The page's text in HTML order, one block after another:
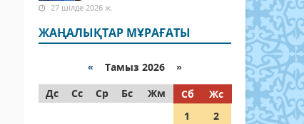
27 шілде 2026 ж.
ЖАҢАЛЫҚТАР МҰРАҒАТЫ
« Тамыз 2026 »
Дс
Сс Ср Бс Жм Сб
Жс
1
2